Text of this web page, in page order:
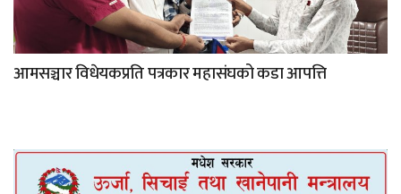
आमसञ्चार विधेयकप्रति पत्रकार महासंघको कडा आपत्ति